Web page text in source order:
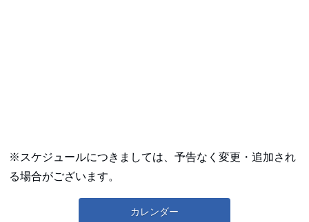
※スケジュールにつきましては、予告なく変更・追加され
る場合がございます。
カレンダー